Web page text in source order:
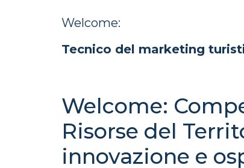
Welcome:
Tecnico del marketing
Welcome:
Risorse del
innovazione e